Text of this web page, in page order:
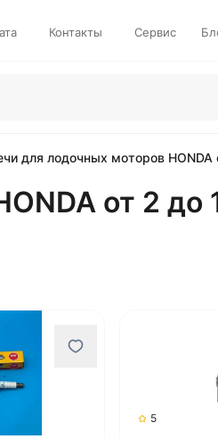
Контакты Сервис
для лодочных моторов HONDA
от 2 до
5